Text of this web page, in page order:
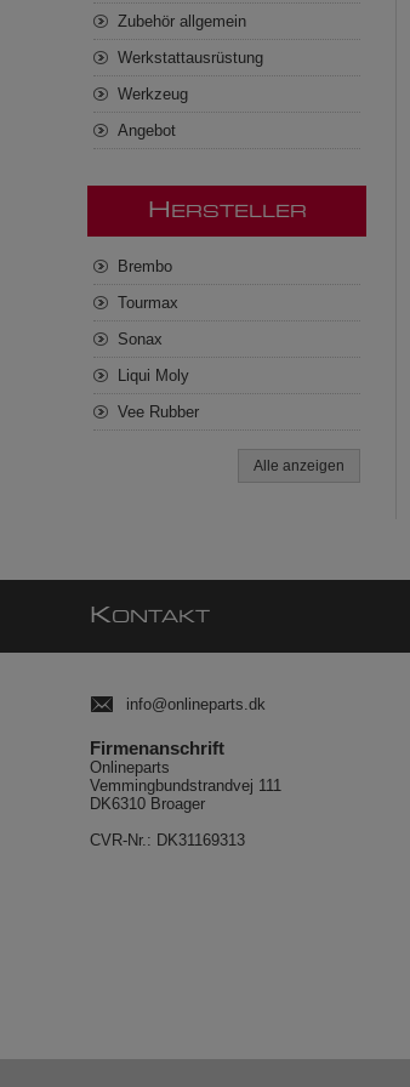
Zubehör allgemein
Werkstattausrüstung
Werkzeug
Angebot
H ERSTELLER
Brembo
Tourmax
Sonax
Liqui Moly
Vee Rubber
Alle anzeigen
KONTAKT
info@onlineparts.dk
Firmenanschrift
Onlineparts
Vemmingbundstrandvej 111
DK6310 Broager
CVR-Nr.: DK31169313